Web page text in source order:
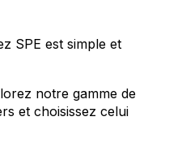
SPE est simple et
notre gamme de
et choisissez celui